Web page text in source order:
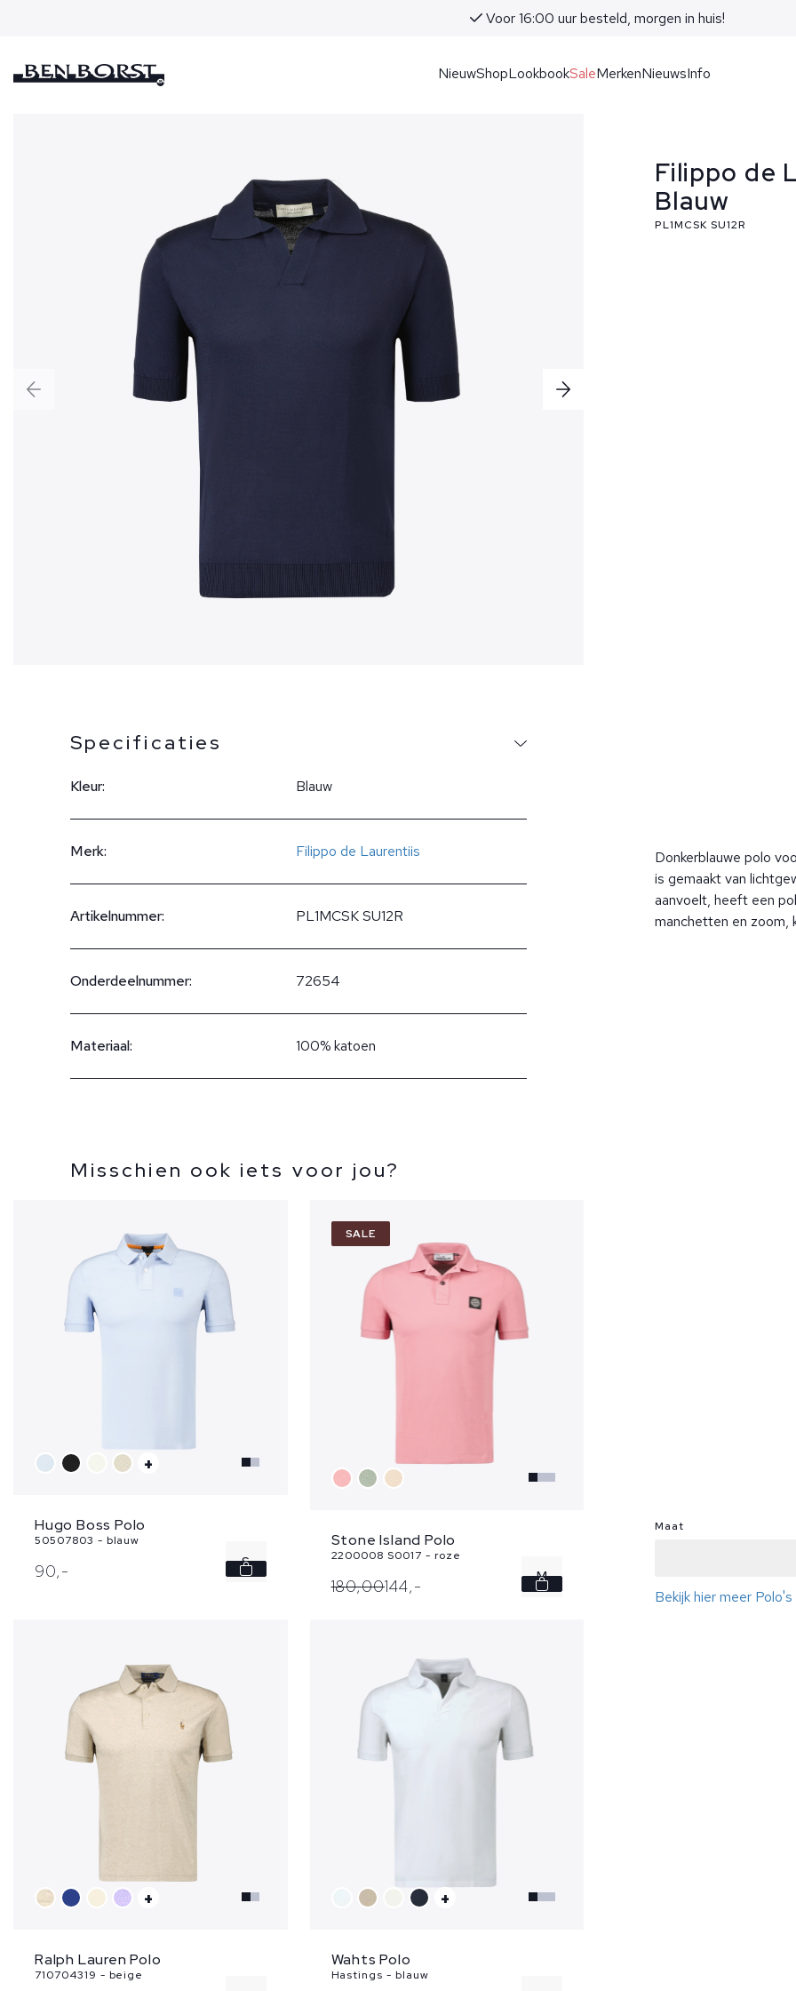
Voor 16:00 uur besteld, morgen in huis!
NieuwShopLookbookSaleMerkenNieuwsInfo
Specificaties
Kleur: Blauw
Merk: Filippo de Laurentiis
Artikelnummer: PL1MCSK SU12R
Onderdeelnummer: 72654
Materiaal: 100% katoen
Misschien ook iets voor jou?
+
Hugo Boss Polo
50507803 - blauw
90,- S
SALE
Stone Island Polo
2200008 S0017 - roze
180,00144,- M
+
Ralph Lauren Polo
710704319 - beige
+
Wahts Polo
Hastings - blauw
Filippo de
Blauw
PL1MCSK SU12R
Donkerblauwe polo
is gemaakt van
aanvoelt, heeft een
manchetten en zoom,
Maat
Bekijk hier meer